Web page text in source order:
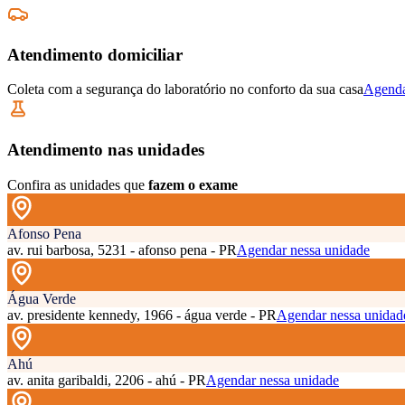
Atendimento domiciliar
Coleta com a segurança do laboratório no conforto da sua casa
Atendimento nas unidades
Confira as unidades que fazem o exame
Afonso Pena
av. rui barbosa, 5231 - afonso pena - PRAgendar nessa unidade
Água Verde
av. presidente kennedy, 1966 - água verde - PRAgendar nessa
Ahú
av. anita garibaldi, 2206 - ahú - PRAgendar nessa unidade